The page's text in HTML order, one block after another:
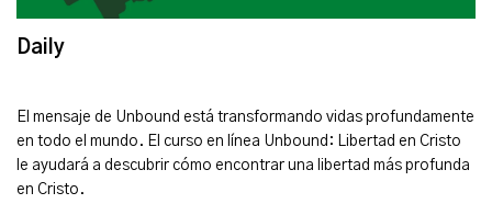
Daily
El mensaje de Unbound está transformando vidas profundamente
en todo el mundo. El curso en línea Unbound: Libertad en Cristo
le ayudará a descubrir cómo encontrar una libertad más profunda
en Cristo.